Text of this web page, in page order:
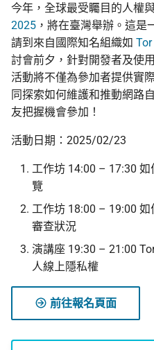
今年，全球最受矚目的人權
2025 ，將在臺灣舉辦。這
請到來自國際知名組織如 Tor
討會前夕，針對開發者及使
活動將不僅為參加者提供實
同探索如何維護和推動網路
友把握機會參加！
活動日期：2025/02/23
工作坊 14:00 – 17:30 如
覽
工作坊 18:00 – 19:00 如
審查狀況
演講座 19:30 – 21:00
人線上隱私權
前往報名頁面